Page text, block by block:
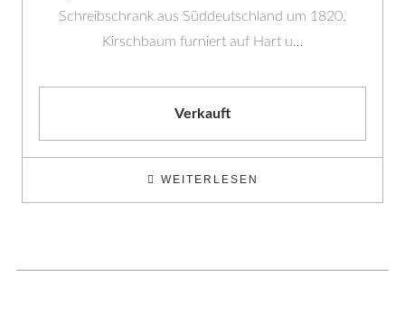
Schreibschrank aus Süddeutschland um 1820.
Kirschbaum furniert auf Hart u…
Verkauft
WEITERLESEN